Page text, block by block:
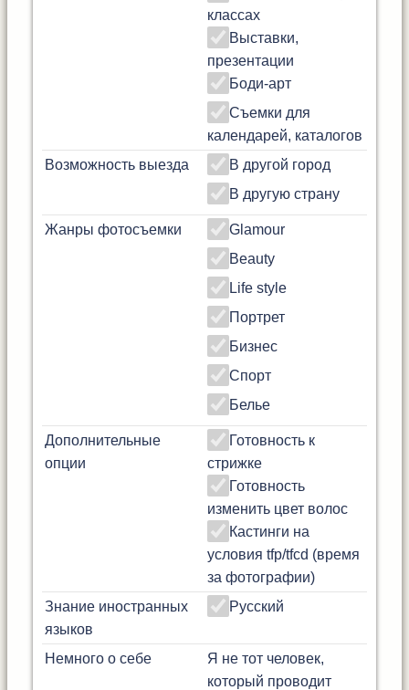
классах
Выставки,
презентации
Боди-арт
Съемки для
календарей, каталогов
Возможность выезда
В другой город
В другую страну
Жанры фотосъемки
Glamour
Beauty
Life style
Портрет
Бизнес
Спорт
Белье
Дополнительные
опции
Готовность к
стрижке
Готовность
изменить цвет волос
Кастинги на
условия tfp/tfcd (время
за фотографии)
Знание иностранных
языков
Русский
Немного о себе
Я не тот человек,
который проводит